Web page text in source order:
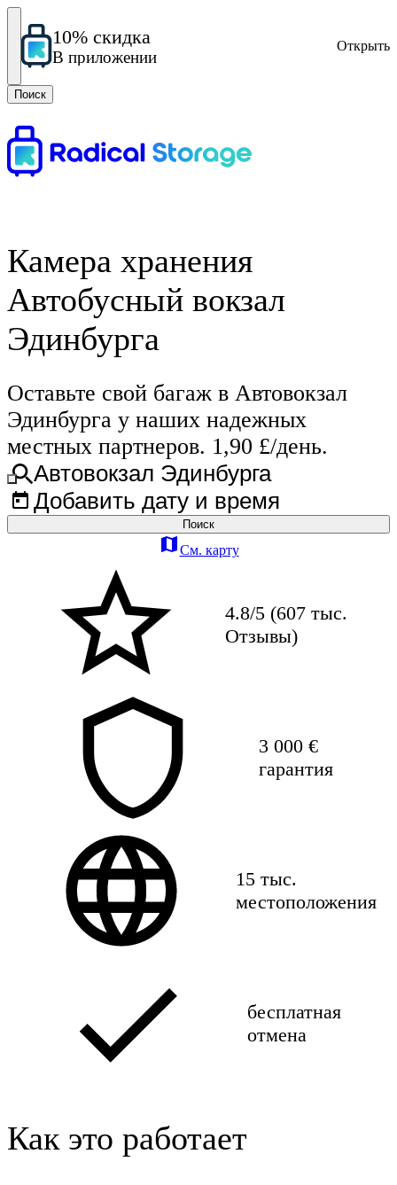
10% скидка
В приложении
Открыть
Поиск
Камера хранения
Автобусный вокзал
Эдинбурга
Оставьте свой багаж в Автовокзал
Эдинбурга у наших надежных
местных партнеров. 1,90 £/день.
Автовокзал Эдинбурга
Добавить дату и время
Поиск
См. карту
4.8/5 (607 тыс.
Отзывы)
3 000 €
гарантия
15 тыс.
местоположения
бесплатная
отмена
Как это работает